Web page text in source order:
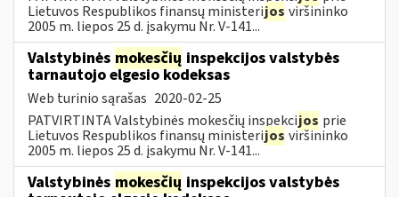
Lietuvos Respublikos finansų ministerijos viršininko
2005 m. liepos 25 d. įsakymu Nr. V-141...
Valstybinės mokesčių inspekcijos valstybės
tarnautojo elgesio kodeksas
Web turinio sąrašas 2020-02-25
PATVIRTINTA Valstybinės mokesčių inspekcijos prie
Lietuvos Respublikos finansų ministerijos viršininko
2005 m. liepos 25 d. įsakymu Nr. V-141...
Valstybinės mokesčių inspekcijos valstybės